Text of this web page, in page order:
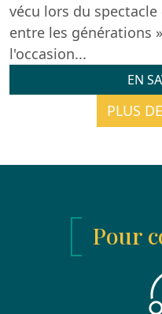
vécu lors du spectacle
entre les générations
l'occasion...
EN
PLUS
Pour